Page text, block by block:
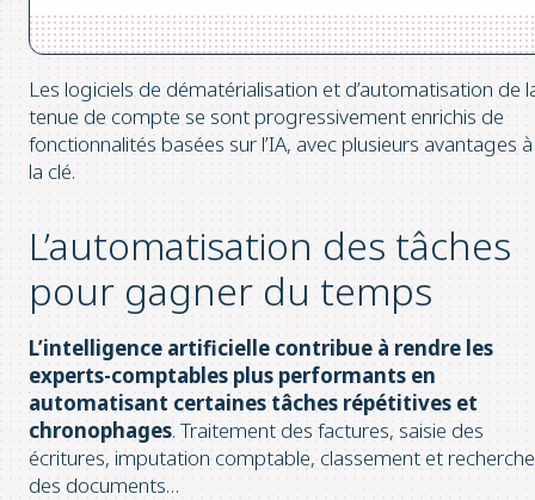
Les logiciels de dématérialisation et d’automatisation de
tenue de compte se sont progressivement enrichis de
fonctionnalités basées sur l’IA, avec plusieurs avantages à
la clé.
L’automatisation des tâches
pour gagner du temps
L’intelligence artificielle contribue à rendre les
experts-comptables plus performants en
automatisant certaines tâches répétitives et
chronophages. Traitement des factures, saisie des
écritures, imputation comptable, classement et recherche
des documents…